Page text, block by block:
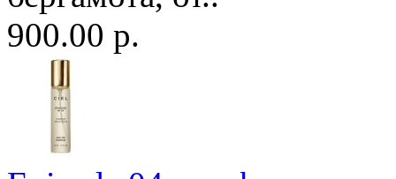
900.00 р.